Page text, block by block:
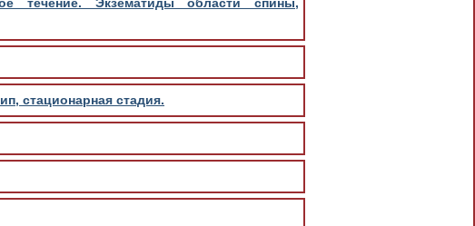
стационарная стадия.